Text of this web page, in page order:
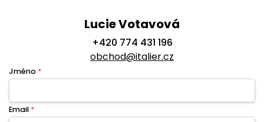
Lucie Votavová
+420 774 431 196
obchod@italier.cz
Jméno *
Email *